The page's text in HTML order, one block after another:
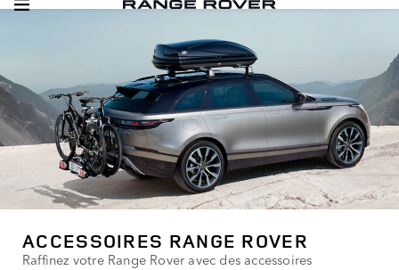
ACCESSOIRES RANGE ROVER
Raffinez votre Range Rover avec des accessoires